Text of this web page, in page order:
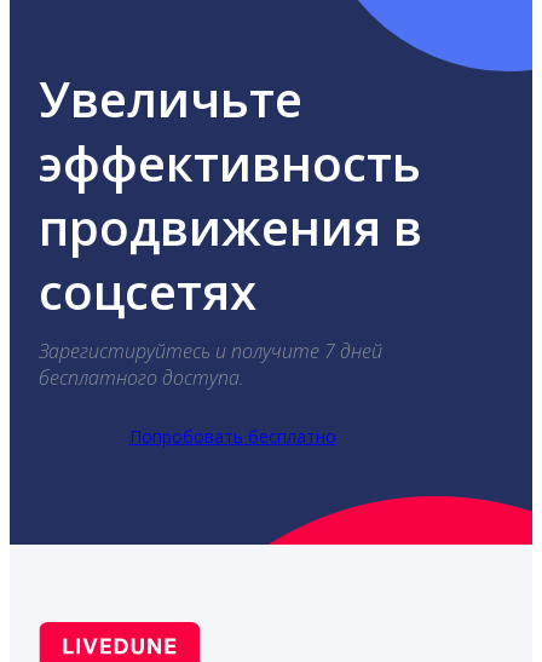
Увеличьте
эффективность
продвижения в
соцсетях
Зарегистируйтесь и получите 7 дней
бесплатного доступа.
Попробовать бесплатно